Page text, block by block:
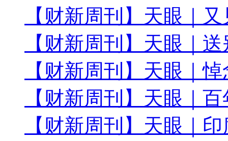
【财新周刊】天眼｜
【财新周刊】天眼｜
【财新周刊】天眼｜
【财新周刊】天眼｜
【财新周刊】天眼｜